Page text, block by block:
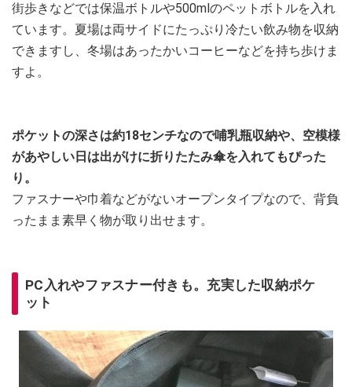
街歩きなどでは保温ボトルや500mlのペットボトルを入れ
ています。夏場は両サイドにたっぷり冷たい飲み物を収納
できますし、冬場はあったかいコーヒーなどを持ち歩けま
すよ。
ポケットの深さは約18センチなので哺乳瓶収納や、空模様
があやしい日は出がけに折りたたみ傘を入れてもぴった
り。
ファスナーや巾着などがないオープンタイプなので、背負
ったまま素早く物が取り出せます。
PC入れやファスナー付きも。充実した収納ポケ
ット